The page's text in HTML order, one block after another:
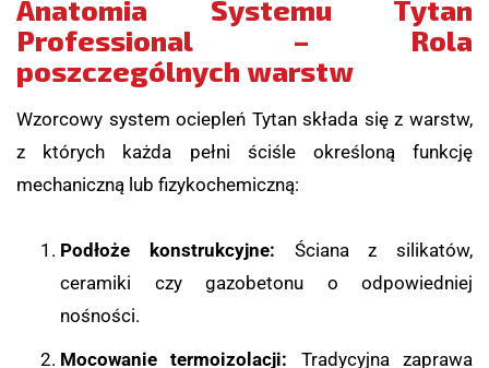
Anatomia Systemu Tytan
Professional – Rola
poszczególnych warstw
Wzorcowy system ociepleń Tytan składa się z warstw,
z których każda pełni ściśle określoną funkcję
mechaniczną lub fizykochemiczną:
Podłoże konstrukcyjne: Ściana z silikatów,
ceramiki czy gazobetonu o odpowiedniej
nośności.
Mocowanie termoizolacji: Tradycyjna zaprawa